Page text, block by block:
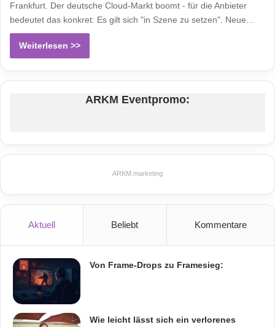
Frankfurt. Der deutsche Cloud-Markt boomt - für die Anbieter
bedeutet das konkret: Es gilt sich "in Szene zu setzen". Neue…
Weiterlesen >>
ARKM Eventpromo:
ARKM.marketing
Aktuell Beliebt Kommentare
Von Frame-Drops zu Framesieg:
Wie leicht lässt sich ein verlorenes